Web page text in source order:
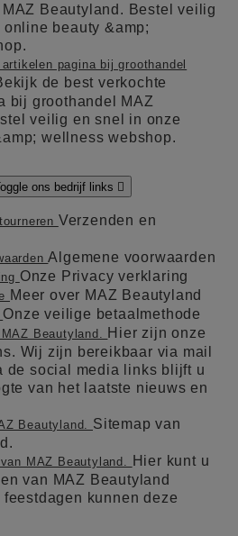
Beautyland. Bestel veilig
beauty &amp;
pagina bij groothandel
de best verkochte
bij groothandel MAZ
veilig en snel in onze
wellness webshop.
ons bedrijf links 
Verzenden en
Algemene voorwaarden
Onze Privacy verklaring
Meer over MAZ Beautyland
Onze veilige betaalmethode
Beautyland.
Hier zijn onze
Wij zijn bereikbaar via mail
de social media links blijft u
van het laatste nieuws en
Beautyland. Sitemap van
MAZ Beautyland.
Hier kunt u
van MAZ Beautyland
kunnen deze